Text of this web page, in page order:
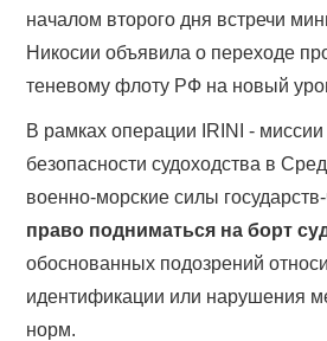
началом второго дня встречи
Никосии объявила о переходе
теневому флоту РФ на новый
В рамках операции IRINI -
безопасности судоходства в
военно-морские силы
право подниматься на борт
обоснованных подозрений
идентификации или нарушения
норм.